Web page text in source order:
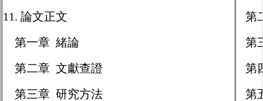
11. 論文正文
第一章 緒論
第二章 文獻查證
第三章 研究方法
第
第
第
第